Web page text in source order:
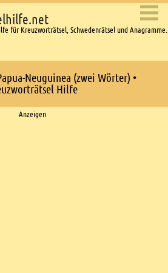
für Kreuzworträtsel, Schwedenrätsel und Anagramme.
Neuguinea (zwei Wörter) •
Hilfe
Anzeigen